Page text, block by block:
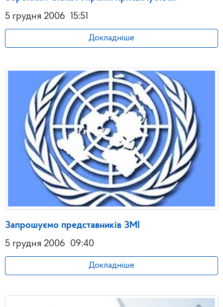
5 грудня 2006
15:51
Докладніше
Запрошуємо представників ЗМІ
5 грудня 2006 09:40
Докладніше